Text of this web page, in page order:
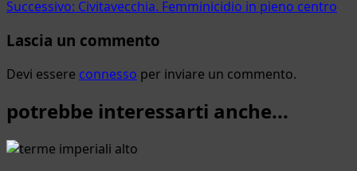
Successivo: Civitavecchia. Femminicidio in pieno centro
Lascia un commento
Devi essere connesso per inviare un commento.
potrebbe interessarti anche...